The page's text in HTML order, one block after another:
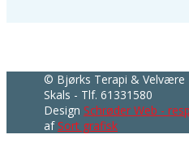
© ​Bjørks Terapi &
Skals - Tlf. 61331580
Design Schrøder Web -
af Sort grafisk